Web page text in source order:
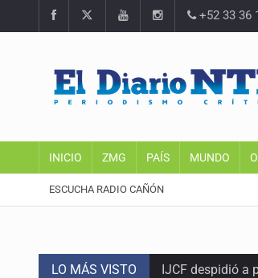
+52 33 36
INICIO ZMG PAÍS MUNDO
ESCUCHA RADIO CAÑÓN
LO MÁS VISTO IJCF despidió a